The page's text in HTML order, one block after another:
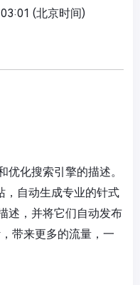
(北京时间)
化搜索引擎的描述。
，自动生成专业的针式
述，并将它们自动发布
带来更多的流量，一